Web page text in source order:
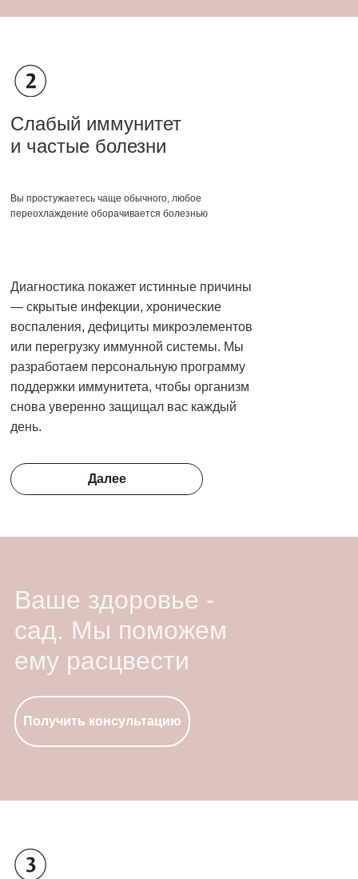
Ваше здоровье -
сад. Мы поможем
ему расцвести
Слабый иммунитет
и частые болезни
Вы простужаетесь чаще обычного, любое
переохлаждение оборачивается болезнью
Диагностика покажет истинные причины
— скрытые инфекции, хронические
воспаления, дефициты микроэлементов
или перегрузку иммунной системы. Мы
разработаем персональную программу
поддержки иммунитета, чтобы организм
снова уверенно защищал вас каждый
день.
Далее
Получить консультацию